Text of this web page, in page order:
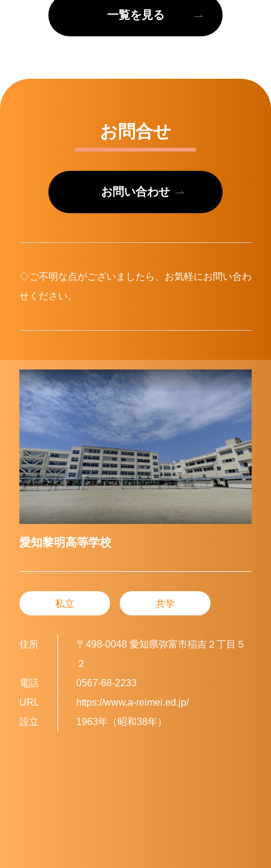
一覧を見る
お問合せ
お問い合わせ
◇ご不明な点がございましたら、お気軽にお問い合わ
せください。
愛知黎明高等学校
私立 共学
住所
〒498-0048 愛知県弥富市稲吉２丁目５
２
電話
0567-68-2233
URL
https://www.a-reimei.ed.jp/
設立
1963年（昭和38年）